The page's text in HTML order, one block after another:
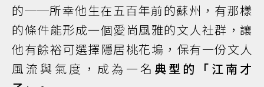
的──所幸他生在五百年前的蘇州，有那樣
的條件能形成一個愛尚風雅的文人社群，讓
他有餘裕可選擇隱居桃花塢，保有一份文人
風流與氣度，成為一名 典型的「江南才